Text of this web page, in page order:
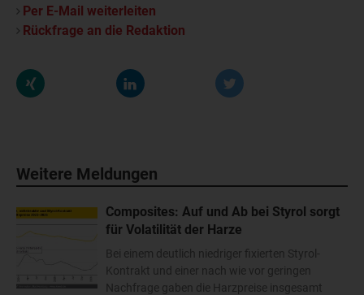
Per E-Mail weiterleiten
Rückfrage an die Redaktion
Weitere Meldungen
Composites: Auf und Ab bei Styrol sorgt
für Volatilität der Harze
Bei einem deutlich niedriger fixierten Styrol-
Kontrakt und einer nach wie vor geringen
Nachfrage gaben die Harzpreise insgesamt